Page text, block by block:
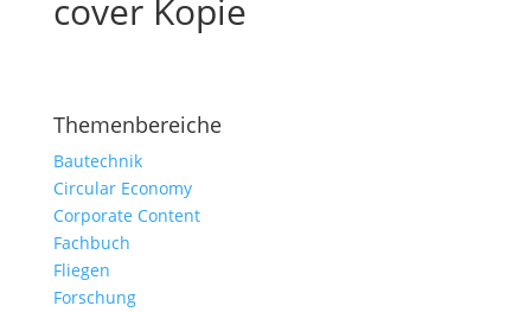
cover Kopie
Themenbereiche
Bautechnik
Circular Economy
Corporate Content
Fachbuch
Fliegen
Forschung